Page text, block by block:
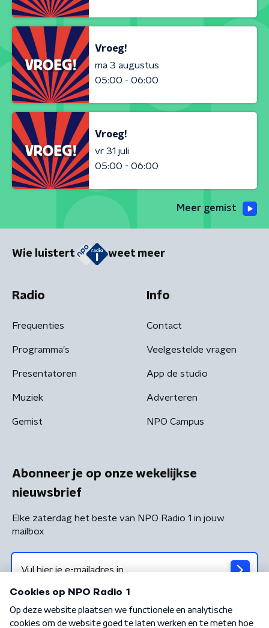
Vroeg!
ma 3 augustus
05:00 - 06:00
Vroeg!
vr 31 juli
05:00 - 06:00
Meer gemist
Wie luistert weet meer
Radio
Frequenties
Programma's
Presentatoren
Muziek
Gemist
Info
Contact
Veelgestelde vragen
App de studio
Adverteren
NPO Campus
Abonneer je op onze wekelijkse
nieuwsbrief
Elke zaterdag het beste van NPO Radio 1 in jouw
mailbox